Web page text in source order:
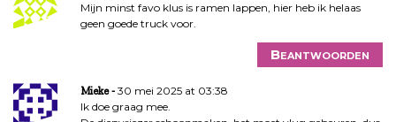
Mijn minst favo klus is ramen lappen, hier heb ik helaas
geen goede truck voor.
Beantwoorden
Mieke
30 mei 2025 at 03:38
Ik doe graag mee.